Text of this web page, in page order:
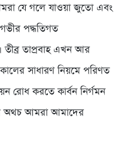
যে গলে যাওয়া জুতো এবং
পদ্ধতিগত
তাপ্রবাহ এখন আর
সাধারণ নিয়মে পরিণত
রোধ করতে কার্বন নির্গমন
অথচ আমরা আমাদের